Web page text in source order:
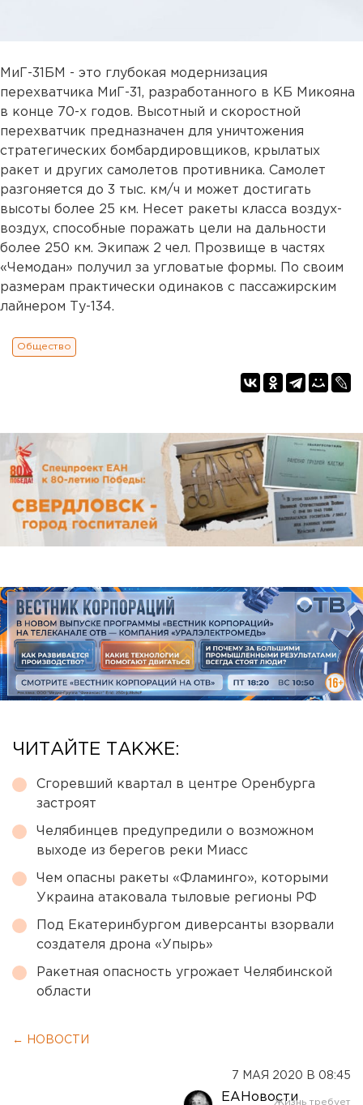
МиГ-31БМ - это глубокая модернизация
перехватчика МиГ-31, разработанного в КБ Микояна
в конце 70-х годов. Высотный и скоростной
перехватчик предназначен для уничтожения
стратегических бомбардировщиков, крылатых
ракет и других самолетов противника. Самолет
разгоняется до 3 тыс. км/ч и может достигать
высоты более 25 км. Несет ракеты класса воздух-
воздух, способные поражать цели на дальности
более 250 км. Экипаж 2 чел. Прозвище в частях
«Чемодан» получил за угловатые формы. По своим
размерам практически одинаков с пассажирским
лайнером Ту-134.
Общество
ЧИТАЙТЕ ТАКЖЕ:
Сгоревший квартал в центре Оренбурга
застроят
Челябинцев предупредили о возможном
выходе из берегов реки Миасс
Чем опасны ракеты «Фламинго», которыми
Украина атаковала тыловые регионы РФ
Под Екатеринбургом диверсанты взорвали
создателя дрона «Упырь»
Ракетная опасность угрожает Челябинской
области
← НОВОСТИ
7 МАЯ 2020 В 08:45
ЕАНовости